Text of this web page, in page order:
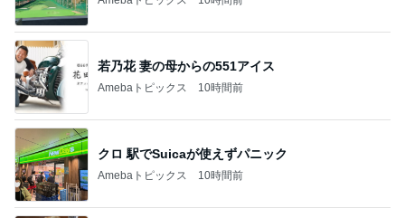
若乃花 妻の母からの551アイス
Amebaトピックス 10時間前
クロ 駅でSuicaが使えずパニック
Amebaトピックス 10時間前